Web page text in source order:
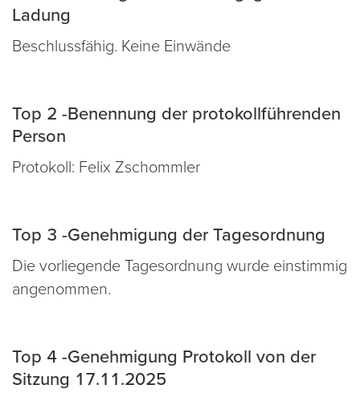
Ladung
Beschlussfähig. Keine Einwände
Top 2 -Benennung der protokollführenden
Person
Protokoll: Felix Zschommler
Top 3 -Genehmigung der Tagesordnung
Die vorliegende Tagesordnung wurde einstimmig
angenommen.
Top 4 -Genehmigung Protokoll von der
Sitzung 17.11.2025